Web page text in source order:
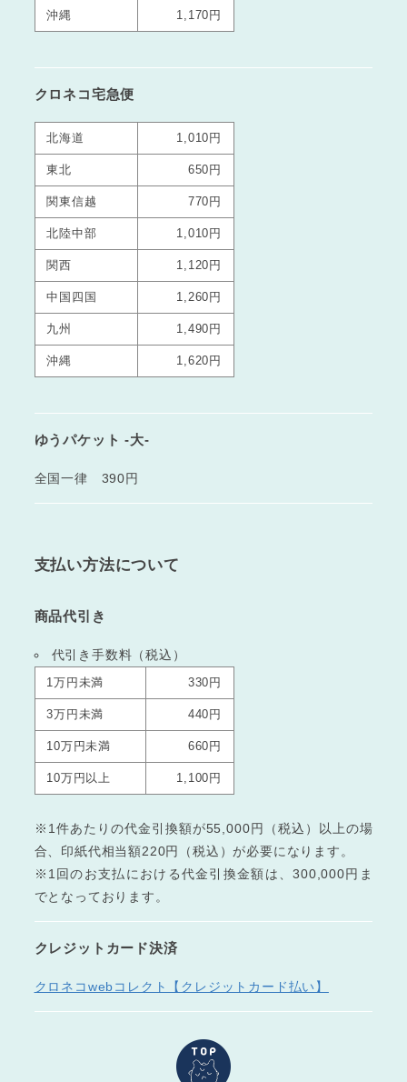
沖縄 1,170円
クロネコ宅急便
北海道 1,010円
東北 650円
関東信越 770円
北陸中部 1,010円
関西 1,120円
中国四国 1,260円
九州 1,490円
沖縄 1,620円
ゆうパケット -大-
全国一律 390円
支払い方法について
商品代引き
代引き手数料（税込）
1万円未満 330円
3万円未満 440円
10万円未満 660円
10万円以上 1,100円
※1件あたりの代金引換額が55,000円（税込）以上の場
合、印紙代相当額220円（税込）が必要になります。
※1回のお支払における代金引換金額は、300,000円ま
でとなっております。
クレジットカード決済
クロネコwebコレクト【クレジットカード払い】